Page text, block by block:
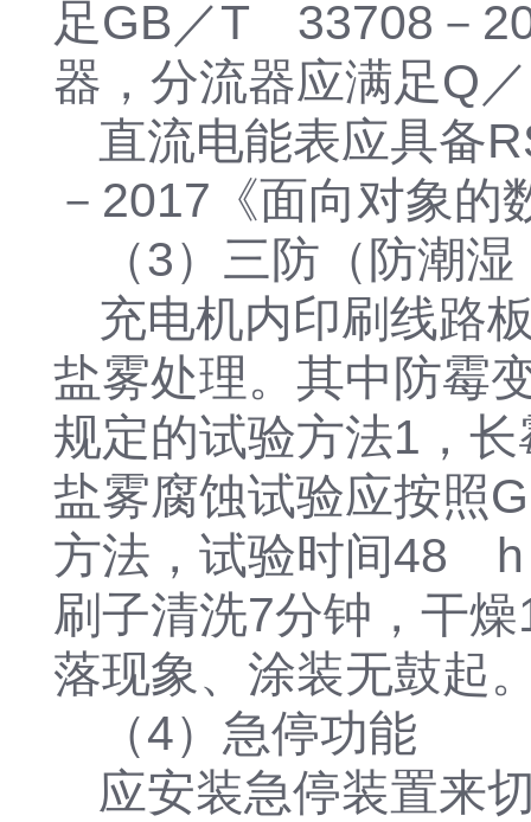
足GB／T 33708－
器，分流器应满足Q
直流电能表应具备
－2017《面向对象
（3）三防（防潮
充电机内印刷线路
盐雾处理。其中防霉
规定的试验方法1，
盐雾腐蚀试验应按照
方法，试验时间48
刷子清洗7分钟，干
落现象、涂装无鼓起
（4）急停功能
应安装急停装置来